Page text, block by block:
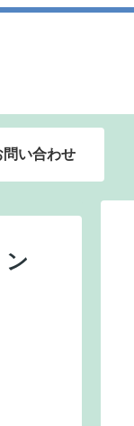
問い合わせ